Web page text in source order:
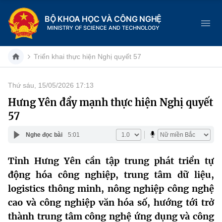
BỘ KHOA HỌC VÀ CÔNG NGHỆ
MINISTRY OF SCIENCE AND TECHNOLOGY
Danh mục
Trang chủ
Giới thiệu
Chức năng nhiệm vụ
Cơ cấu tổ chức
Lịch sử phát triển
Tin tức sự kiện
Khoa học và Công nghệ
Đổi mới sáng tạo
Dịch vụ công
Hệ thống văn bản
Triển khai thực hiện Nghị quyết 57
Thứ sáu, 15/05/2026 17:13
Hưng Yên đẩy mạnh thực hiện Nghị quyết
57
Nghe đọc bài 5:01
Tỉnh Hưng Yên cần tập trung phát triển tự
động hóa công nghiệp, trung tâm dữ liệu,
logistics thông minh, nông nghiệp công nghệ
cao và công nghiệp văn hóa số, hướng tới trở
thành trung tâm công nghệ ứng dụng và công